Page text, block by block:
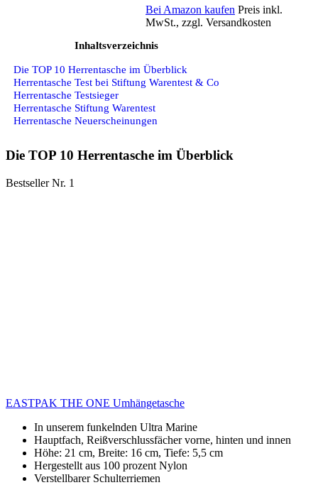
Bei Amazon kaufen Preis inkl.
MwSt., zzgl. Versandkosten
Inhaltsverzeichnis
Die TOP 10 Herrentasche im Überblick
Herrentasche Test bei Stiftung Warentest & Co
Herrentasche Testsieger
Herrentasche Stiftung Warentest
Herrentasche Neuerscheinungen
Die TOP 10 Herrentasche im Überblick
Bestseller Nr. 1
EASTPAK THE ONE Umhängetasche
In unserem funkelnden Ultra Marine
Hauptfach, Reißverschlussfächer vorne, hinten und innen
Höhe: 21 cm, Breite: 16 cm, Tiefe: 5,5 cm
Hergestellt aus 100 prozent Nylon
Verstellbarer Schulterriemen